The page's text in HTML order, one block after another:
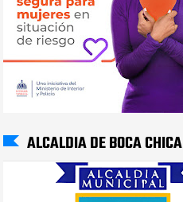
ALCALDIA DE BOCA CHICA